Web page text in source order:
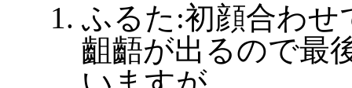
ふるた:初顔合わせ
齟齬が出るので最